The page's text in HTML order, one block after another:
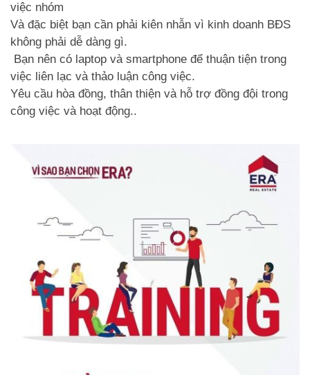
việc nhóm
Và đặc biệt bạn cần phải kiên nhẫn vì kinh doanh BĐS
không phải dễ dàng gì.
Bạn nên có laptop và smartphone để thuận tiện trong
việc liên lạc và thảo luận công việc.
Yêu cầu hòa đồng, thân thiện và hỗ trợ đồng đội trong
công việc và hoạt động..